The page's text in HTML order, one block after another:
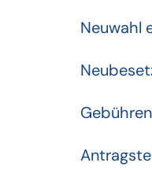
Neuwahl